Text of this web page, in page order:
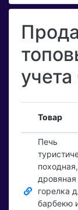
Товар
Печь
походная,
дровяная
горелка
барбекю